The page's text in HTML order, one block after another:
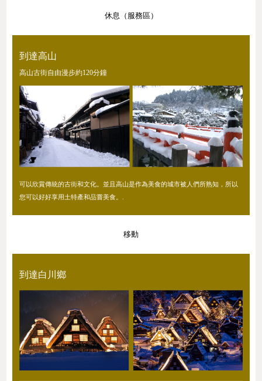
休息（服務區）
到達高山
高山古街自由漫步約120分鐘
可以欣賞傳統的古街和文化。並且高山是作為美食的城市被人們所熟知，所以
您可以好好享用土特產和品嘗美食。.
移動
到達白川鄉